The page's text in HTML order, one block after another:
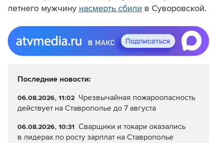
летнего мужчину насмерть сбили в Суворовской.
Последние новости:
06.08.2026, 11:02 Чрезвычайная пожароопасность
действует на Ставрополье до 7 августа
06.08.2026, 10:31 Сварщики и токари оказались
в лидерах по росту зарплат на Ставрополье